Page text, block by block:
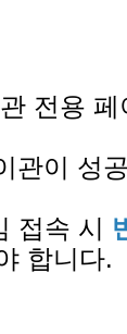
전용
이 성
접속 시
합니다.